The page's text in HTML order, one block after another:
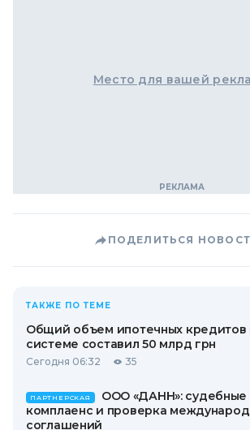
Место для вашей
ПОДЕЛИТЬСЯ
ТАКЖЕ ПО ТЕМЕ
Общий объем ипотечных кредитов
системе составил 50 млрд грн
Сегодня 06:32 35
ПАРТНЕРСКАЯ
ООО «ДАНН»: судебные
комплаенс и проверка
соглашений